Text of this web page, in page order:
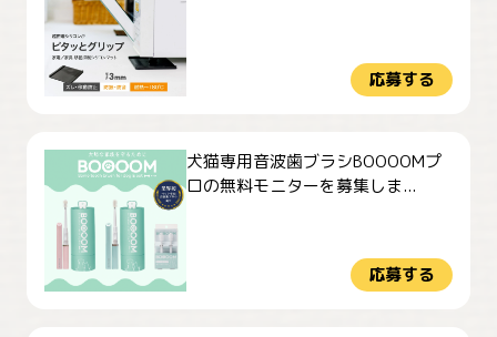
応募する
犬猫専用音波歯ブラシBOOOOMプ
ロの無料モニターを募集しま...
応募する